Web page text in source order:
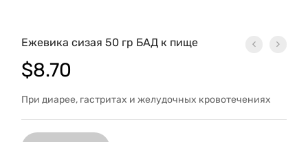
Ежевика сизая 50 гр БАД к пище
$8.70
При диарее, гастритах и желудочных кровотечениях